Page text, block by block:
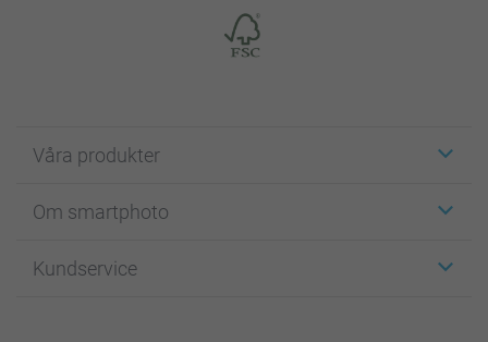
Våra produkter
Fotokort
Fotoböcker
Om smartphoto
För affiliates
Kundservice